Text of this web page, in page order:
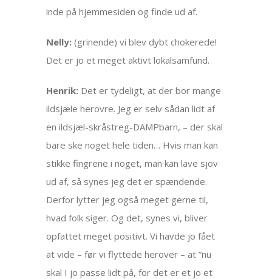
inde på hjemmesiden og finde ud af.
Nelly: (grinende) vi blev dybt chokerede!
Det er jo et meget aktivt lokalsamfund.
Henrik: Det er tydeligt, at der bor mange
ildsjæle herovre. Jeg er selv sådan lidt af
en ildsjæl-skråstreg-DAMPbarn, – der skal
bare ske noget hele tiden… Hvis man kan
stikke fingrene i noget, man kan lave sjov
ud af, så synes jeg det er spændende.
Derfor lytter jeg også meget gerne til,
hvad folk siger. Og det, synes vi, bliver
opfattet meget positivt. Vi havde jo fået
at vide – før vi flyttede herover – at ”nu
skal I jo passe lidt på, for det er et jo et